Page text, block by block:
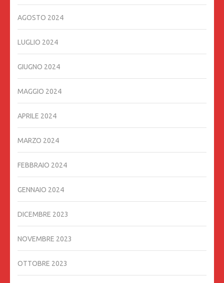
AGOSTO 2024
LUGLIO 2024
GIUGNO 2024
MAGGIO 2024
APRILE 2024
MARZO 2024
FEBBRAIO 2024
GENNAIO 2024
DICEMBRE 2023
NOVEMBRE 2023
OTTOBRE 2023